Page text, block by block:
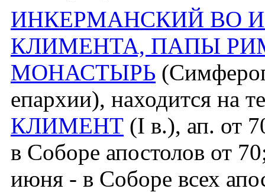
ИНКЕРМАНСКИЙ ВО
КЛИМЕНТА, ПАПЫ
МОНАСТЫРЬ
епархии), находится на
КЛИМЕНТ (I в.), ап. от
в Соборе апостолов от
июня - в Соборе всех